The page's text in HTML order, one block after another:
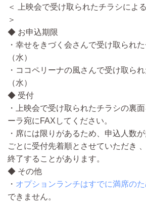
＜ 上映会で受け取られたチラシによ
＞
◆ お申込期限
・幸せをきづく会さんで受け取られ
（水）
・ココペリーナの風さんで受け取ら
（水）
◆ 受付
・上映会で受け取られたチラシの裏
ーラ宛にFAXしてください。
・席には限りがあるため、申込人数
ごとに受付先着順とさせていただき
終了することがあります。
◆ その他
・ オプションランチはすでに満席のた
できません。